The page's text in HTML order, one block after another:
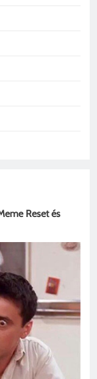
Reset és